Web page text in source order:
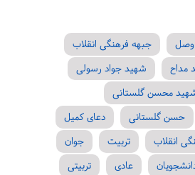
وصل
جبهه فرهنگی انقلاب
مداح
شهید جواد رسولی
محسن گلستانی
حسن گلستانی
دعای کمیل
انقلاب تربیت
جوان
عادی
تربیتی